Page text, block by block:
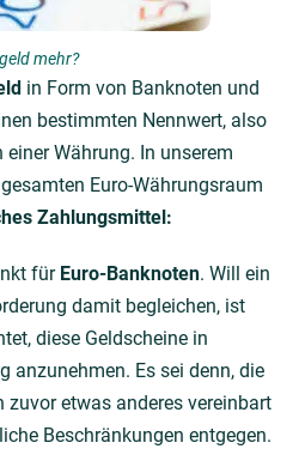
mehr?
in Form von Banknoten und
bestimmten Nennwert, also
Währung. In unserem
Euro-Währungsraum
Zahlungsmittel:
für Euro-Banknoten. Will ein
damit begleichen, ist
diese Geldscheine in
anzunehmen. Es sei denn, die
zuvor etwas anderes vereinbart
Beschränkungen entgegen.